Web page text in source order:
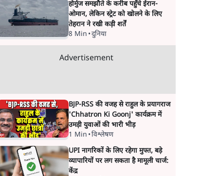
होर्मुज समझौते के करीब पहुँचे ईरान-
ओमान, लेकिन स्ट्रेट को खोलने के लिए
तेहरान ने रखी कड़ी शर्तें
8 Min •दुनिया
Advertisement
BJP-RSS की वजह से राहुल के प्रयागराज
'Chhatron Ki Goonj' कार्यक्रम में
उमड़ी युवाओं की भारी भीड़
1 Min •विश्लेषण
UPI नागरिकों के लिए रहेगा मुफ्त, बड़े
व्यापारियों पर लग सकता है मामूली चार्ज:
केंद्र